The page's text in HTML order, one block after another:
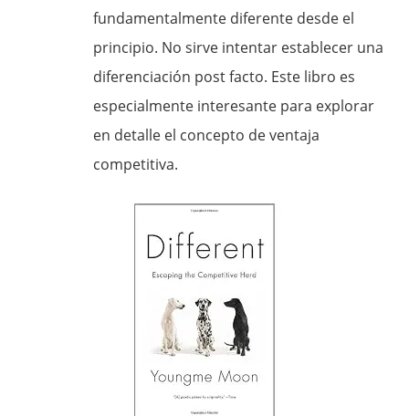
fundamentalmente diferente desde el
principio. No sirve intentar establecer una
diferenciación post facto. Este libro es
especialmente interesante para explorar
en detalle el concepto de ventaja
competitiva.